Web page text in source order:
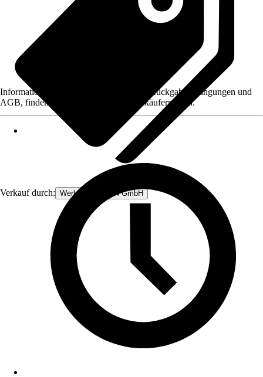
Verkauf durch: Werkzeugstore24 GmbH
Informationen des Verkäufers, wie z. B. Rückgabebedingungen und
AGB, finden Sie bei Klick auf den Verkäufernamen.